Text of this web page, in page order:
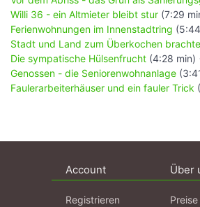
Willi 36 - ein Altmieter bleibt stur (7:29
Ferienwohnungen im Innenstadtring
Stadt und Land zum Überkochen brachte
Die sympatische Hülsenfrucht (4:28 min)
Genossen - die Seniorenwohnanlage
Faulerarbeiterhäuser und ein fauler Trick
Account
Registrieren
Über